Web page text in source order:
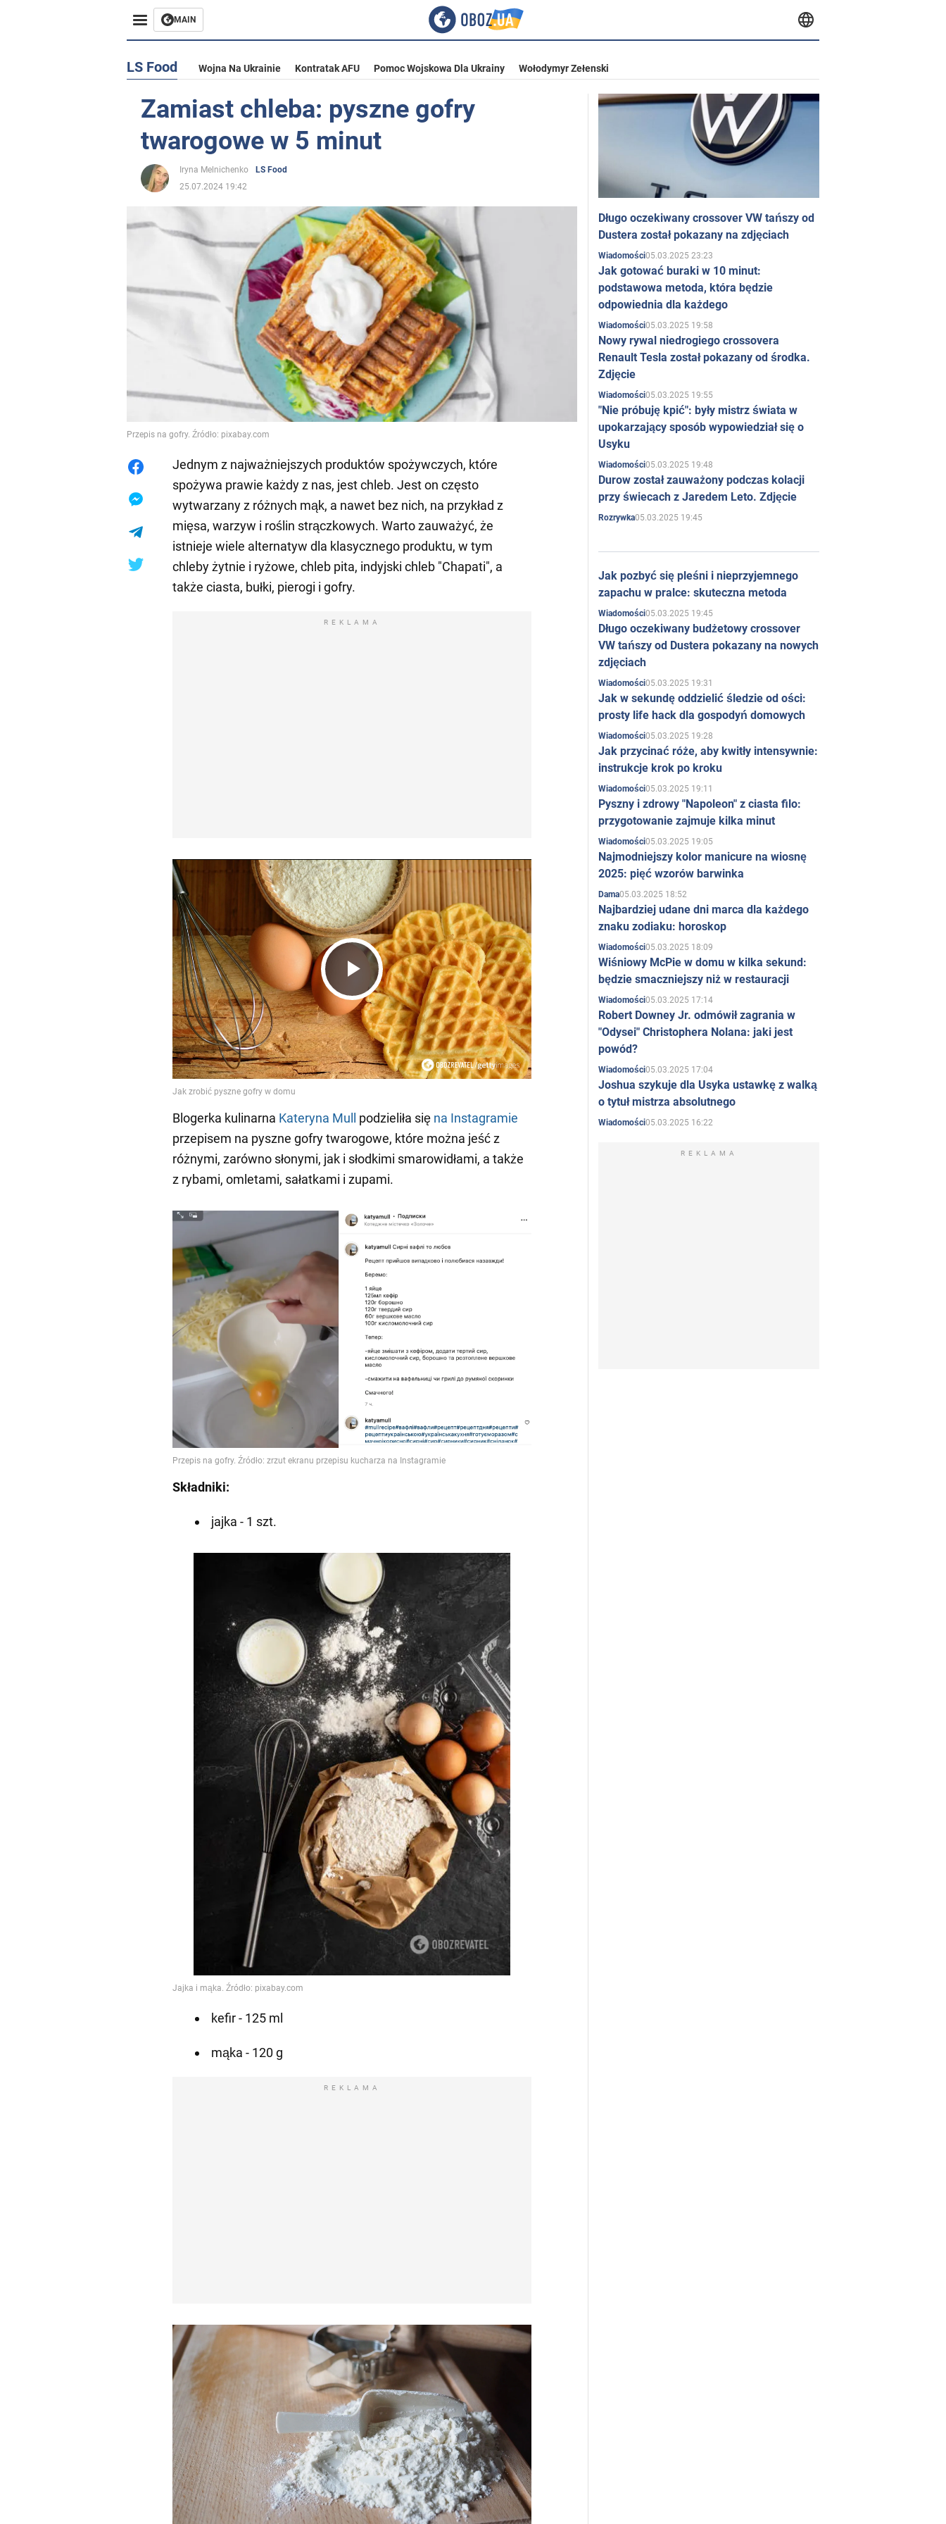
MAIN
LS Food Wojna Na Ukrainie Kontratak AFU Pomoc Wojskowa Dla Ukrainy Wołodymyr Zełenski
Zamiast chleba: pyszne gofry
twarogowe w 5 minut
Iryna Melnichenko
LS Food
25.07.2024 19:42
Przepis na gofry. Źródło: pixabay.com
Jednym z najważniejszych produktów spożywczych, które
spożywa prawie każdy z nas, jest chleb. Jest on często
wytwarzany z różnych mąk, a nawet bez nich, na przykład z
mięsa, warzyw i roślin strączkowych. Warto zauważyć, że
istnieje wiele alternatyw dla klasycznego produktu, w tym
chleby żytnie i ryżowe, chleb pita, indyjski chleb "Chapati", a
także ciasta, bułki, pierogi i gofry.
REKLAMA
Play
Video
Blogerka kulinarna Kateryna Mull podzieliła się na Instagramie
przepisem na pyszne gofry twarogowe, które można jeść z
różnymi, zarówno słonymi, jak i słodkimi smarowidłami, a także
z rybami, omletami, sałatkami i zupami.
Składniki:
jajka - 1 szt.
kefir - 125 ml
mąka - 120 g
REKLAMA
Długo oczekiwany crossover VW tańszy od
Dustera został pokazany na zdjęciach
Wiadomości05.03.2025 23:23
Jak gotować buraki w 10 minut:
podstawowa metoda, która będzie
odpowiednia dla każdego
Wiadomości05.03.2025 19:58
Nowy rywal niedrogiego crossovera
Renault Tesla został pokazany od środka.
Zdjęcie
Wiadomości05.03.2025 19:55
"Nie próbuję kpić": były mistrz świata w
upokarzający sposób wypowiedział się o
Usyku
Wiadomości05.03.2025 19:48
Durow został zauważony podczas kolacji
przy świecach z Jaredem Leto. Zdjęcie
Rozrywka05.03.2025 19:45
Jak pozbyć się pleśni i nieprzyjemnego
zapachu w pralce: skuteczna metoda
Wiadomości05.03.2025 19:45
Długo oczekiwany budżetowy crossover
VW tańszy od Dustera pokazany na nowych
zdjęciach
Wiadomości05.03.2025 19:31
Jak w sekundę oddzielić śledzie od ości:
prosty life hack dla gospodyń domowych
Wiadomości05.03.2025 19:28
Jak przycinać róże, aby kwitły intensywnie:
instrukcje krok po kroku
Wiadomości05.03.2025 19:11
Pyszny i zdrowy "Napoleon" z ciasta filo:
przygotowanie zajmuje kilka minut
Wiadomości05.03.2025 19:05
Najmodniejszy kolor manicure na wiosnę
2025: pięć wzorów barwinka
Dama05.03.2025 18:52
Najbardziej udane dni marca dla każdego
znaku zodiaku: horoskop
Wiadomości05.03.2025 18:09
Wiśniowy McPie w domu w kilka sekund:
będzie smaczniejszy niż w restauracji
Wiadomości05.03.2025 17:14
Robert Downey Jr. odmówił zagrania w
"Odysei" Christophera Nolana: jaki jest
powód?
Wiadomości05.03.2025 17:04
Joshua szykuje dla Usyka ustawkę z walką
o tytuł mistrza absolutnego
Wiadomości05.03.2025 16:22
REKLAMA